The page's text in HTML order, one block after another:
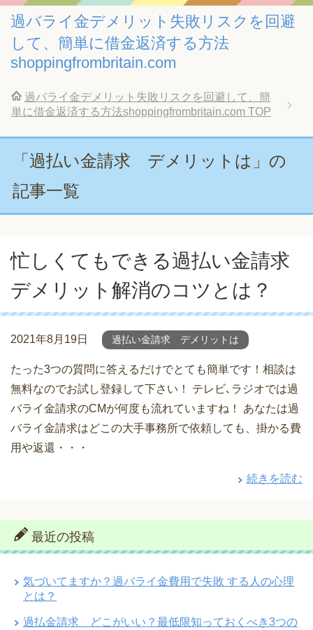
過バライ金デメリット失敗リスクを回避
して、簡単に借金返済する方法
shoppingfrombritain.com
過バライ金デメリット失敗リスクを回避して、簡
単に借金返済する方法shoppingfrombritain.com TOP
「過払い金請求 デメリットは」の
記事一覧
忙しくてもできる過払い金請求
デメリット解消のコツとは？
2021年8月19日 過払い金請求 デメリットは
たった3つの質問に答えるだけでとても簡単です！相談は
無料なのでお試し登録して下さい！ テレビ､ラジオでは過
バライ金請求のCMが何度も流れていますね！ あなたは過
バライ金請求はどこの大手事務所で依頼しても、掛かる費
用や返還・・・
続きを読む
最近の投稿
気づいてますか？過バライ金費用で失敗 する人の心理
とは？
過払金請求 どこがいい？最低限知っておくべき3つの